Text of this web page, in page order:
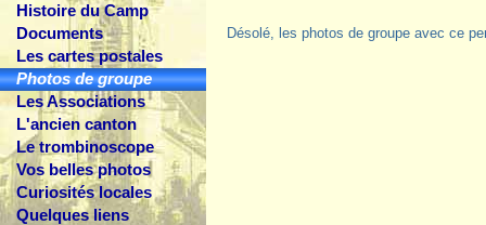
Histoire du Camp
Documents
Les cartes postales
Photos de groupe
Les Associations
L'ancien canton
Le trombinoscope
Vos belles photos
Curiosités locales
Quelques liens
Désolé, les photos de groupe avec ce